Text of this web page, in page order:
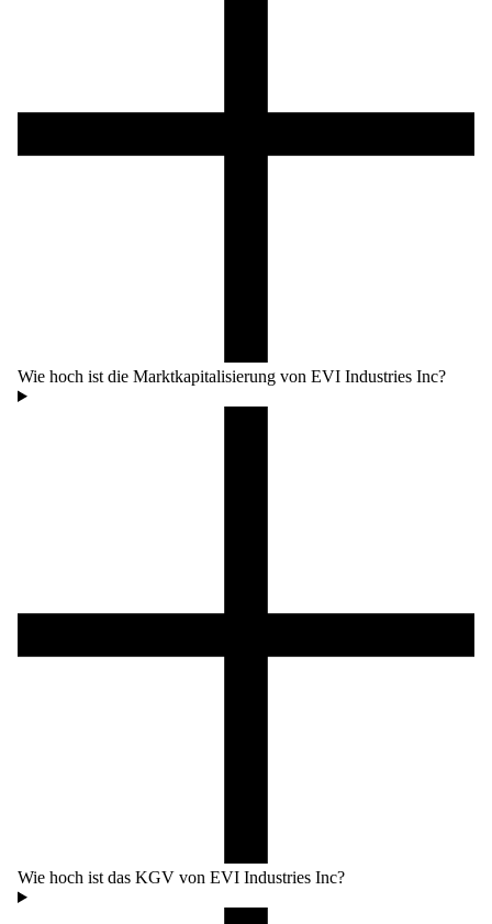
Wie hoch ist die Marktkapitalisierung von EVI Industries Inc?
Wie hoch ist das KGV von EVI Industries Inc?